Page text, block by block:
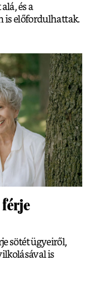
és a
is előfordulhattak.
sötét ügyeiről,
is